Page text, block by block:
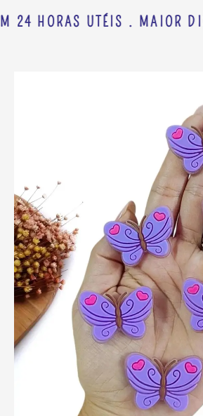
24 HORAS UTÉIS . MAIOR
CM
C/
2
UND
quantidade